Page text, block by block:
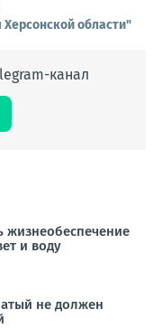
области"
канал
жизнеобеспечение
и воду
не должен